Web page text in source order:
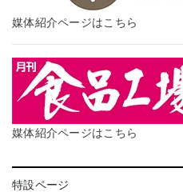
媒体紹介ページはこちら
媒体紹介ページはこちら
特設ページ